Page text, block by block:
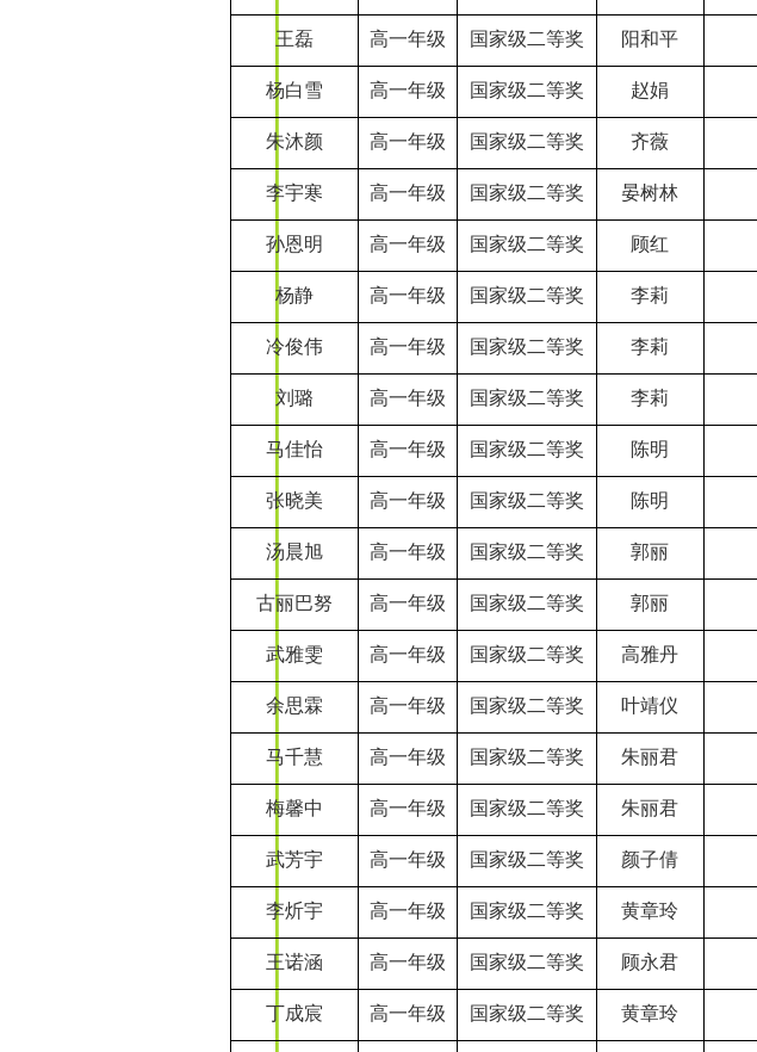
王磊 高一年级 国家级二等奖 阳和平
杨白雪 高一年级 国家级二等奖 赵娟
朱沐颜 高一年级 国家级二等奖 齐薇
李宇寒 高一年级 国家级二等奖 晏树林
孙恩明 高一年级 国家级二等奖 顾红
杨静 高一年级 国家级二等奖 李莉
冷俊伟 高一年级 国家级二等奖 李莉
刘璐 高一年级 国家级二等奖 李莉
马佳怡 高一年级 国家级二等奖 陈明
张晓美 高一年级 国家级二等奖 陈明
汤晨旭 高一年级 国家级二等奖 郭丽
古丽巴努 高一年级 国家级二等奖 郭丽
武雅雯 高一年级 国家级二等奖 高雅丹
余思霖 高一年级 国家级二等奖 叶靖仪
马千慧 高一年级 国家级二等奖 朱丽君
梅馨中 高一年级 国家级二等奖 朱丽君
武芳宇 高一年级 国家级二等奖 颜子倩
李炘宇 高一年级 国家级二等奖 黄章玲
王诺涵 高一年级 国家级二等奖 顾永君
丁成宸 高一年级 国家级二等奖 黄章玲